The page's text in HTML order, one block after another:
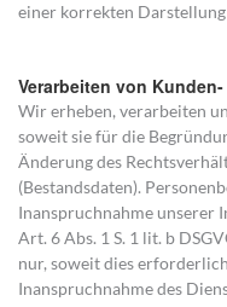
einer korrekten Darstellung
Verarbeiten von
Wir erheben, verarbeiten
soweit sie für die
Änderung des
(Bestandsdaten).
Inanspruchnahme unserer
Art. 6 Abs. 1 S. 1 lit. b
nur, soweit dies
Inanspruchnahme des